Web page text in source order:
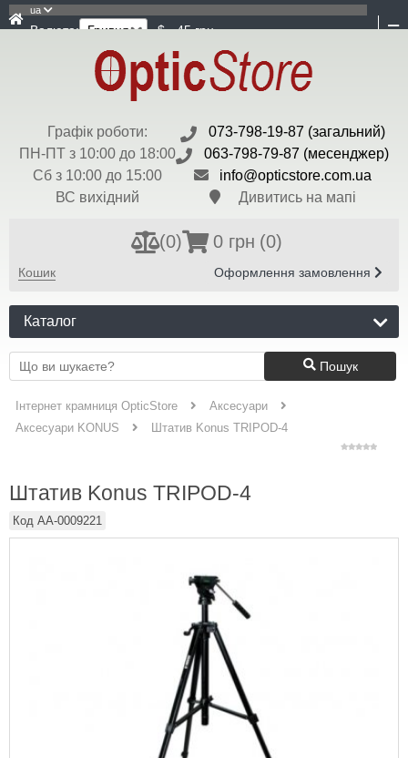
ua
Валюта: $ - 45 грн
Графік роботи:
ПН-ПТ з 10:00 до 18:00
Сб з 10:00 до 15:00
ВС вихідний
073-798-19-87 (загальний)
063-798-79-87 (месенджер)
info@opticstore.com.ua
Дивитись на мапі
(0) 0 грн (0)
Кошик Оформлення замовлення
Каталог
Пошук
Інтернет крамниця OpticStore
Аксесуари
Аксесуари KONUS
Штатив Konus TRIPOD-4
Штатив Konus TRIPOD-4
Код AA-0009221